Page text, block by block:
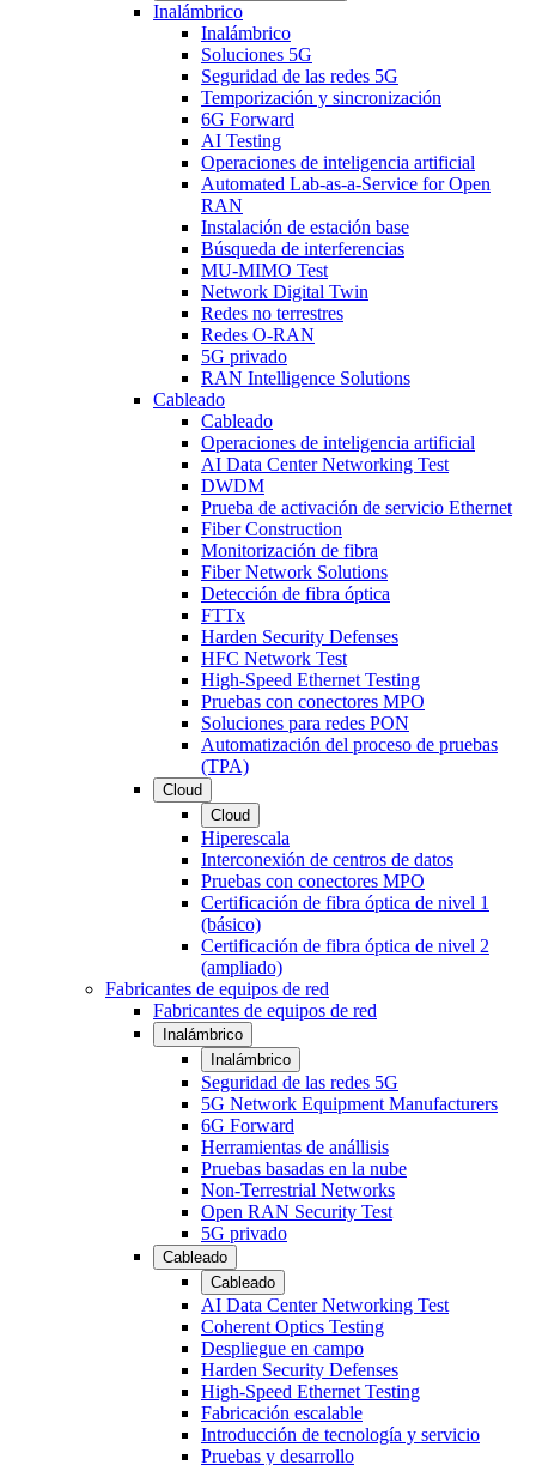
Inalámbrico
Inalámbrico
Soluciones 5G
Seguridad de las redes 5G
Temporización y sincronización
6G Forward
AI Testing
Operaciones de inteligencia artificial
Automated Lab-as-a-Service for Open
RAN
Instalación de estación base
Búsqueda de interferencias
MU-MIMO Test
Network Digital Twin
Redes no terrestres
Redes O-RAN
5G privado
RAN Intelligence Solutions
Cableado
Cableado
Operaciones de inteligencia artificial
AI Data Center Networking Test
DWDM
Prueba de activación de servicio Ethernet
Fiber Construction
Monitorización de fibra
Fiber Network Solutions
Detección de fibra óptica
FTTx
Harden Security Defenses
HFC Network Test
High-Speed Ethernet Testing
Pruebas con conectores MPO
Soluciones para redes PON
Automatización del proceso de pruebas
(TPA)
Cloud
Cloud
Hiperescala
Interconexión de centros de datos
Pruebas con conectores MPO
Certificación de fibra óptica de nivel 1
(básico)
Certificación de fibra óptica de nivel 2
(ampliado)
Fabricantes de equipos de red
Fabricantes de equipos de red
Inalámbrico
Inalámbrico
Seguridad de las redes 5G
5G Network Equipment Manufacturers
6G Forward
Herramientas de anállisis
Pruebas basadas en la nube
Non-Terrestrial Networks
Open RAN Security Test
5G privado
Cableado
Cableado
AI Data Center Networking Test
Coherent Optics Testing
Despliegue en campo
Harden Security Defenses
High-Speed Ethernet Testing
Fabricación escalable
Introducción de tecnología y servicio
Pruebas y desarrollo